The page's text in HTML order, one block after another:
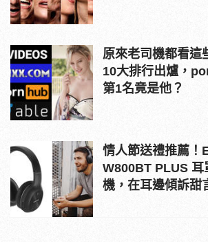
原來老司機都看這
10大排行出爐，
第1名竟是他？
情人節送禮推薦！
W800BT PLUS 耳
機，在耳邊傾訴甜